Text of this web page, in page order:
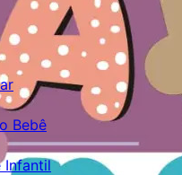
Bebê
Infantil